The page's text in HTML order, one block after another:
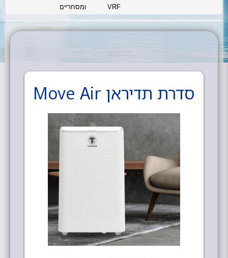
VRF
ומסחריים
סדרת תדיראן Move Air